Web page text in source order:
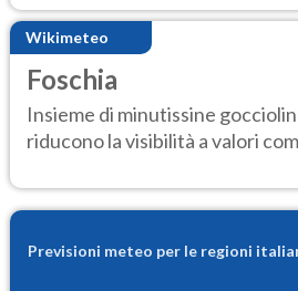
Wikimeteo
Foschia
Insieme di minutissine
riducono la visibilità a valori
Previsioni meteo per le regioni